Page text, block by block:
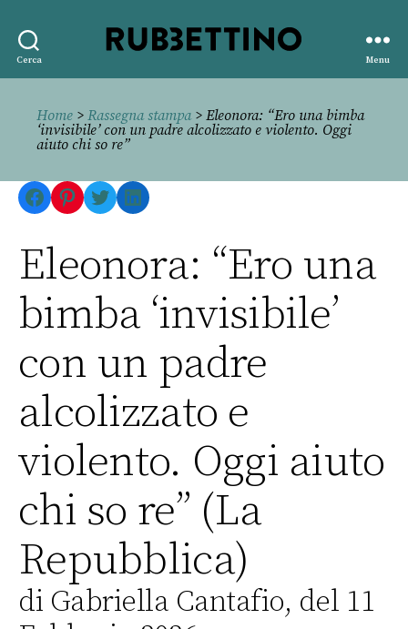
Cerca
editore
Menu
Home > Rassegna stampa> Eleonora: “Ero una bimba
‘invisibile’ con un padre alcolizzato e violento. Oggi
aiuto chi so re”
Facebook
Pinterest
TwitterLinkedIn
Eleonora: “Ero una
bimba ‘invisibile’
con un padre
alcolizzato e
violento. Oggi aiuto
chi so re” (La
Repubblica)
di Gabriella Cantafio, del 11